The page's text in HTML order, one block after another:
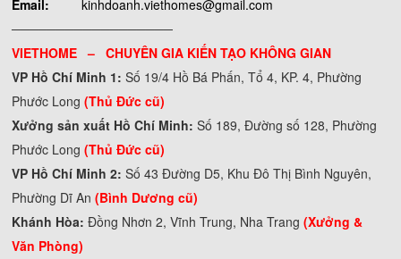
Email:
kinhdoanh.viethomes@gmail.com
──────────────────
VIETHOME – CHUYÊN GIA KIẾN TẠO KHÔNG GIAN
VP Hồ Chí Minh 1: Số 19/4 Hồ Bá Phấn, Tổ 4, KP. 4, Phường
Phước Long(Thủ Đức cũ)
Xưởng sản xuất Hồ Chí Minh: Số 189, Đường số 128, Phường
Phước Long(Thủ Đức cũ)
VP Hồ Chí Minh 2: Số 43 Đường D5, Khu Đô Thị Bình Nguyên,
Phường Dĩ An (Bình Dương cũ)
Khánh Hòa:Đồng Nhơn 2, Vĩnh Trung, Nha Trang (Xưởng &
Văn Phòng)